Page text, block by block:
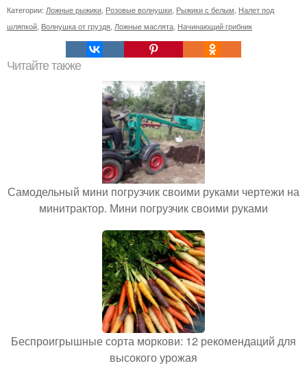
Категории: Ложные рыжики Розовые волнушки Рыжики с белым Налет под
шляпкой Волнушка от груздя Ложные маслята Начинающий грибник
Читайте также
Самодельный мини погрузчик своими руками чертежи на
минитрактор. Мини погрузчик своими руками
Беспроигрышные сорта моркови: 12 рекомендаций для
высокого урожая